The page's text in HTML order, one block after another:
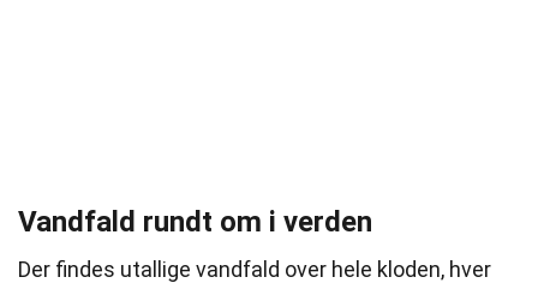
Vandfald rundt om i verden
Der findes utallige vandfald over hele kloden, hver